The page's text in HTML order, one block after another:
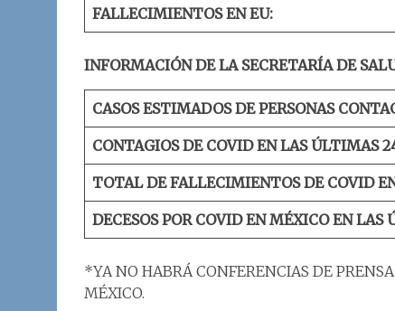
FALLECIMIENTOS EN EU:
INFORMACIÓN DE LA SECRETARÍA DE
CASOS ESTIMADOS DE PERSONAS
CONTAGIOS DE COVID EN LAS ÚLTIMAS
TOTAL DE FALLECIMIENTOS DE COVID
DECESOS POR COVID EN MÉXICO EN LAS
*YA NO HABRÁ CONFERENCIAS DE
MÉXICO.